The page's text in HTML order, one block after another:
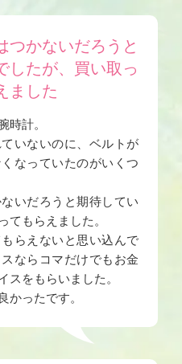
つかないだろうと
したが、買い取っ
ました
時計。
いないのに、ベルトが
なっていたのがいくつ
いだろうと期待してい
てもらえました。
らえないと思い込んで
ならコマだけでもお金
スをもらいました。
かったです。